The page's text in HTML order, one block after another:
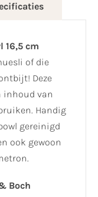
16,5 cm
of die
Deze
inhoud van
Handig
gereinigd
ook gewoon
Boch